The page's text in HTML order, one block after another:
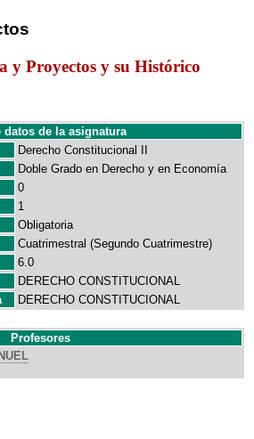
y Proyectos y su Histórico
datos de la asignatura
Derecho Constitucional II
Doble Grado en Derecho y en Economía
0
1
Obligatoria
Cuatrimestral (Segundo Cuatrimestre)
6.0
DERECHO CONSTITUCIONAL
DERECHO CONSTITUCIONAL
Profesores